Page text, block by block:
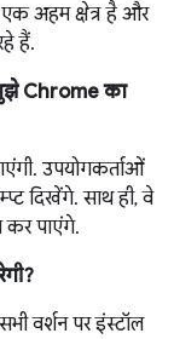
अहम क्षेत्र है और
हैं.
Chrome का
उपयोगकर्ताओं
दिखेंगे. साथ ही, वे
पाएंगे.
वर्शन पर इंस्टॉल